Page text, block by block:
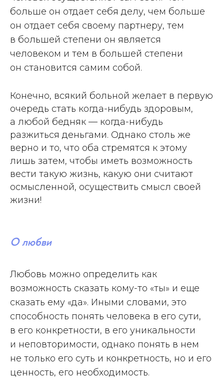
больше он отдает себя делу, чем больше
он отдает себя своему партнеру, тем
в большей степени он является
человеком и тем в большей степени
он становится самим собой.
Конечно, всякий больной желает в первую
очередь стать когда-нибудь здоровым,
а любой бедняк — когда-нибудь
разжиться деньгами. Однако столь же
верно и то, что оба стремятся к этому
лишь затем, чтобы иметь возможность
вести такую жизнь, какую они считают
осмысленной, осуществить смысл своей
жизни!
О любви
Любовь можно определить как
возможность сказать кому-то «ты» и еще
сказать ему «да». Иными словами, это
способность понять человека в его сути,
в его конкретности, в его уникальности
и неповторимости, однако понять в нем
не только его суть и конкретность, но и его
ценность, его необходимость.